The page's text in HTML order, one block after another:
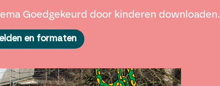
Goedgekeurd door kinderen downloaden.
en formaten